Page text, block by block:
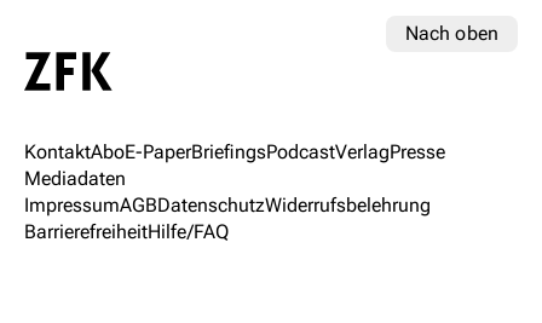
Nach oben
KontaktAboE-PaperBriefingsPodcastVerlagPresse
Mediadaten
ImpressumAGBDatenschutzWiderrufsbelehrung
BarrierefreiheitHilfe/FAQ